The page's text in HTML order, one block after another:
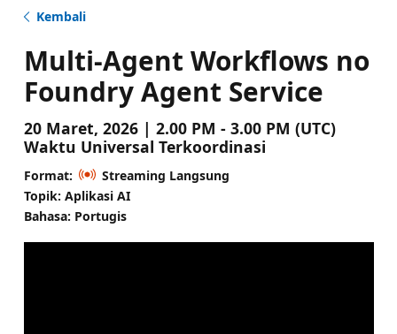
Kembali
Multi-Agent Workflows no
Foundry Agent Service
20 Maret, 2026 | 2.00 PM - 3.00 PM (UTC)
Waktu Universal Terkoordinasi
Format:
Streaming Langsung
Topik: Aplikasi AI
Bahasa: Portugis